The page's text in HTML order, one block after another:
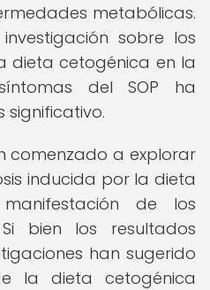
metabólicas.
sobre los
dieta cetogénica en la
del SOP ha
significativo.
comenzado a explorar
inducida por la dieta
de los
bien los resultados
han sugerido
la dieta cetogénica